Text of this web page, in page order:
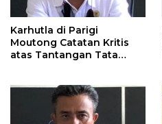
Karhutla di Parigi
Moutong Catatan Kritis
atas Tantangan Tata